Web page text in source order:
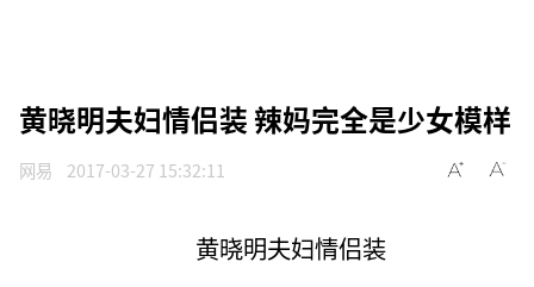
黄晓明夫妇情侣装 辣妈完全是少女模样
网易 2017-03-27 15:32:11
黄晓明夫妇情侣装